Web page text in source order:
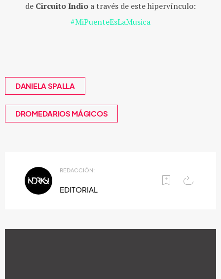
de Circuito Indio a través de este hipervínculo:
#MiPuenteEsLaMusica
DANIELA SPALLA
DROMEDARIOS MÁGICOS
REDACCIÓN:
EDITORIAL